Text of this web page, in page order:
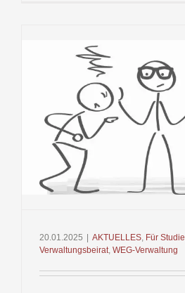
20.01.2025 | AKTUELLES Für
Verwaltungsbeirat WEG-Verwaltung